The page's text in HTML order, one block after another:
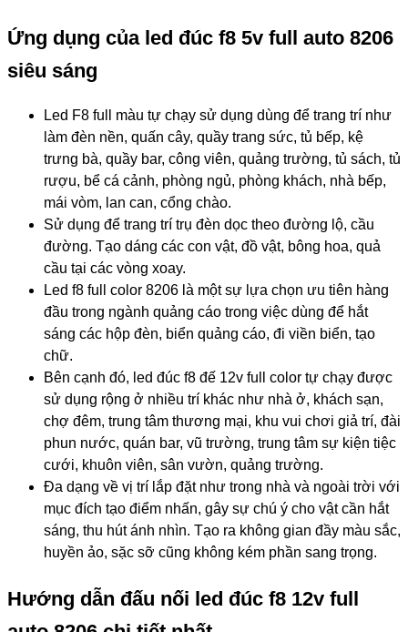
Ứng dụng của led đúc f8 5v full auto 8206
siêu sáng
Led F8 full màu tự chạy sử dụng dùng để trang trí như
làm đèn nền, quấn cây, quầy trang sức, tủ bếp, kệ
trưng bà, quầy bar, công viên, quảng trường, tủ sách, tủ
rượu, bể cá cảnh, phòng ngủ, phòng khách, nhà bếp,
mái vòm, lan can, cổng chào.
Sử dụng để trang trí trụ đèn dọc theo đường lộ, cầu
đường. Tạo dáng các con vật, đồ vật, bông hoa, quả
cầu tại các vòng xoay.
Led f8 full color 8206 là một sự lựa chọn ưu tiên hàng
đầu trong ngành quảng cáo trong việc dùng để hắt
sáng các hộp đèn, biển quảng cáo, đi viền biển, tạo
chữ.
Bên cạnh đó, led đúc f8 đế 12v full color tự chạy được
sử dụng rộng ở nhiều trí khác như nhà ở, khách sạn,
chợ đêm, trung tâm thương mại, khu vui chơi giả trí, đài
phun nước, quán bar, vũ trường, trung tâm sự kiện tiệc
cưới, khuôn viên, sân vườn, quảng trường.
Đa dạng về vị trí lắp đặt như trong nhà và ngoài trời với
mục đích tạo điểm nhấn, gây sự chú ý cho vật cần hắt
sáng, thu hút ánh nhìn. Tạo ra không gian đầy màu sắc,
huyền ảo, sặc sỡ cũng không kém phần sang trọng.
Hướng dẫn đấu nối led đúc f8 12v full